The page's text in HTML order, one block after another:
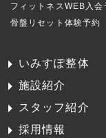
フィットネスWEB入会
骨盤リセット体験予約
いみすぽ整体
施設紹介
スタッフ紹介
採用情報